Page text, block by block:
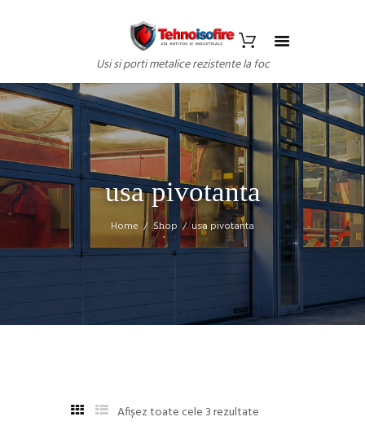
Usi si porti metalice rezistente la foc
usa pivotanta
Home Shop usa pivotanta
Afișez toate cele 3 rezultate